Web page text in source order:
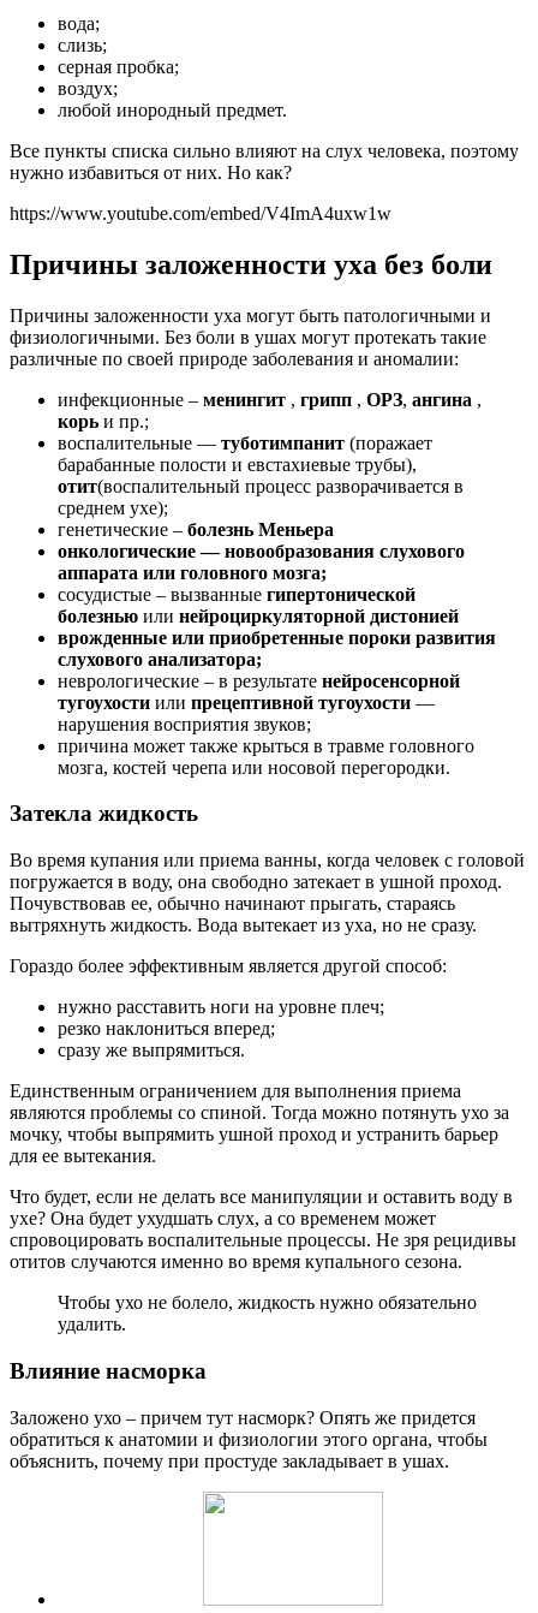
вода;
слизь;
серная пробка;
воздух;
любой инородный предмет.
Все пункты списка сильно влияют на слух человека, поэтому
нужно избавиться от них. Но как?
https://www.youtube.com/embed/V4ImA4uxw1w
Причины заложенности уха без боли
Причины заложенности уха могут быть патологичными и
физиологичными. Без боли в ушах могут протекать такие
различные по своей природе заболевания и аномалии:
инфекционные – менингит , грипп , ОРЗ, ангина ,
корь и пр.;
воспалительные — туботимпанит (поражает
барабанные полости и евстахиевые трубы),
отит(воспалительный процесс разворачивается в
среднем ухе);
генетические – болезнь Меньера
онкологические — новообразования слухового
аппарата или головного мозга;
сосудистые – вызванные гипертонической
болезнью или нейроциркуляторной дистонией
врожденные или приобретенные пороки развития
слухового анализатора;
неврологические – в результате нейросенсорной
тугоухости или прецептивной тугоухости —
нарушения восприятия звуков;
причина может также крыться в травме головного
мозга, костей черепа или носовой перегородки.
Затекла жидкость
Во время купания или приема ванны, когда человек с головой
погружается в воду, она свободно затекает в ушной проход.
Почувствовав ее, обычно начинают прыгать, стараясь
вытряхнуть жидкость. Вода вытекает из уха, но не сразу.
Гораздо более эффективным является другой способ:
нужно расставить ноги на уровне плеч;
резко наклониться вперед;
сразу же выпрямиться.
Единственным ограничением для выполнения приема
являются проблемы со спиной. Тогда можно потянуть ухо за
мочку, чтобы выпрямить ушной проход и устранить барьер
для ее вытекания.
Что будет, если не делать все манипуляции и оставить воду в
ухе? Она будет ухудшать слух, а со временем может
спровоцировать воспалительные процессы. Не зря рецидивы
отитов случаются именно во время купального сезона.
Чтобы ухо не болело, жидкость нужно обязательно
удалить.
Влияние насморка
Заложено ухо – причем тут насморк? Опять же придется
обратиться к анатомии и физиологии этого органа, чтобы
объяснить, почему при простуде закладывает в ушах.